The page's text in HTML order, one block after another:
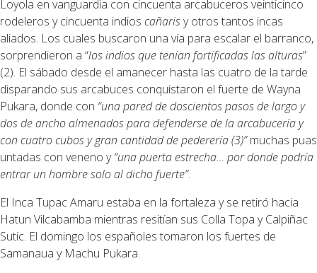
Loyola en vanguardia con cincuenta arcabuceros veinticinco
rodeleros y cincuenta indios cañarisy otros tantos incas
aliados. Los cuales buscaron una vía para escalar el barranco,
sorprendieron a “los indios que tenían fortificadas las alturas”
(2). El sábado desde el amanecer hasta las cuatro de la tarde
disparando sus arcabuces conquistaron el fuerte de Wayna
Pukara, donde con “una pared de doscientos pasos de largo y
dos de ancho almenados para defenderse de la arcabucería y
con cuatro cubos y gran cantidad de pederería (3)”muchas puas
untadas con veneno y“una puerta estrecha… por donde podría
entrar un hombre solo al dicho fuerte”.
El Inca Tupac Amaru estaba en la fortaleza y se retiró hacia
Hatun Vilcabamba mientras resitían sus Colla Topa y Calpiñac
Sutic. El domingo los españoles tomaron los fuertes de
Samanaua y Machu Pukara.